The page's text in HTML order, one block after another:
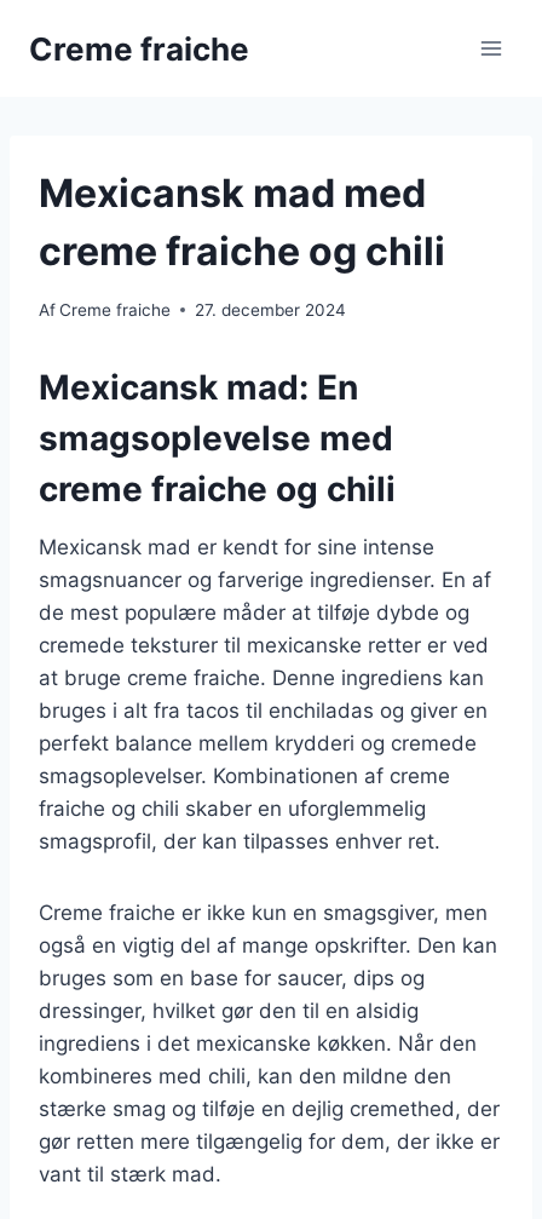
Creme fraiche
Mexicansk mad med
creme fraiche og chili
AfCreme fraiche 27. december 2024
Mexicansk mad: En
smagsoplevelse med
creme fraiche og chili
Mexicansk mad er kendt for sine intense
smagsnuancer og farverige ingredienser. En af
de mest populære måder at tilføje dybde og
cremede teksturer til mexicanske retter er ved
at bruge creme fraiche. Denne ingrediens kan
bruges i alt fra tacos til enchiladas og giver en
perfekt balance mellem krydderi og cremede
smagsoplevelser. Kombinationen af creme
fraiche og chili skaber en uforglemmelig
smagsprofil, der kan tilpasses enhver ret.
Creme fraiche er ikke kun en smagsgiver, men
også en vigtig del af mange opskrifter. Den kan
bruges som en base for saucer, dips og
dressinger, hvilket gør den til en alsidig
ingrediens i det mexicanske køkken. Når den
kombineres med chili, kan den mildne den
stærke smag og tilføje en dejlig cremethed, der
gør retten mere tilgængelig for dem, der ikke er
vant til stærk mad.